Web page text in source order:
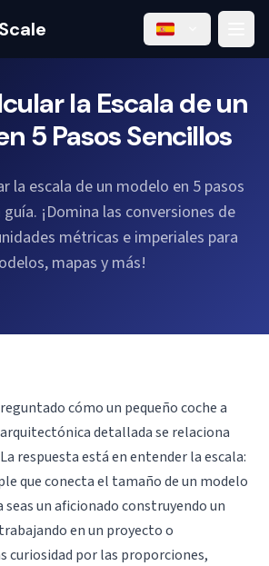
la Escala de un
5 Pasos Sencillos
la escala de un modelo en 5 pasos
¡Domina las conversiones de
métricas e imperiales para
mapas y más!
cómo un pequeño coche a
detallada se relaciona
respuesta está en entender la escala:
que conecta el tamaño de un modelo
seas un aficionado construyendo un
en un proyecto o
curiosidad por las proporciones,